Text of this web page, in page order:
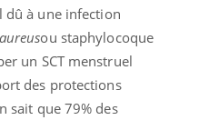
dû à une infection
ou staphylocoque
un SCT menstruel
des protections
sait que 79% des